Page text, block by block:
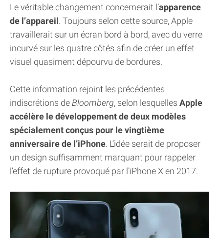
Le véritable changement concernerait l’apparence
de l’appareil. Toujours selon cette source, Apple
travaillerait sur un écran bord à bord, avec du verre
incurvé sur les quatre côtés afin de créer un effet
visuel quasiment dépourvu de bordures.
Cette information rejoint les précédentes
indiscrétions de Bloomberg, selon lesquelles Apple
accélère le développement de deux modèles
spécialement conçus pour le vingtième
anniversaire de l’iPhone. L’idée serait de proposer
un design suffisamment marquant pour rappeler
l’effet de rupture provoqué par l’iPhone X en 2017.